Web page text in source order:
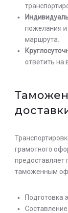
пожелания и
маршрута.
ответить на
грамотного
предоставляет
таможенным
Подготовка